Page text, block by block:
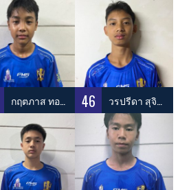
กฤตภาส ทองเมืองพุทธ 46 วรปรีดา สุจินต์